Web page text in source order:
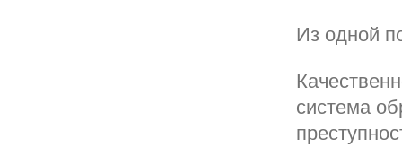
Из одной
система